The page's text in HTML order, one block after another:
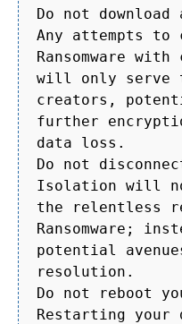
Do not
Any attempts to
Ransomware
will only
creators,
further
data loss.
Do not
Isolation will
the relentless
Ransomware;
potential
resolution.
Do not reboot
Restarting your